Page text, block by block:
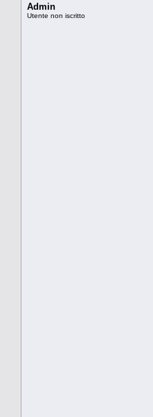
Admin
Utente non iscritto